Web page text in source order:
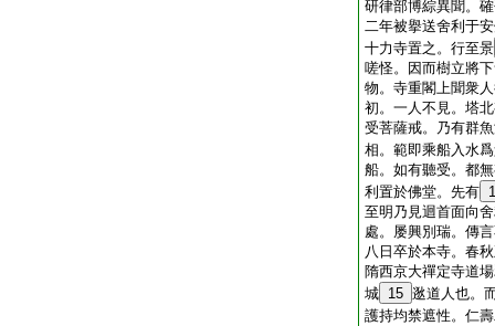
研律部博綜異聞。
二年被擧送舍利于
十力寺置之。行至景
嗟怪。因而樹立將
物。寺重閣上聞衆
初。一人不見。塔
受菩薩戒。乃有群
相。範即乘船入水
船。如有聽受。都
利置於佛堂。先有
至明乃見迴首面向
處。屡興別瑞。傳
八日卒於本寺。春
隋西京大禪定寺道
城 15 逖道人也。
護持均禁遮性。仁